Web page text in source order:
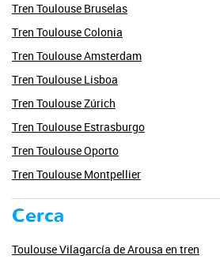
Tren Toulouse Bruselas
Tren Toulouse Colonia
Tren Toulouse Amsterdam
Tren Toulouse Lisboa
Tren Toulouse Zúrich
Tren Toulouse Estrasburgo
Tren Toulouse Oporto
Tren Toulouse Montpellier
Cerca
Toulouse Vilagarcía de Arousa en tren